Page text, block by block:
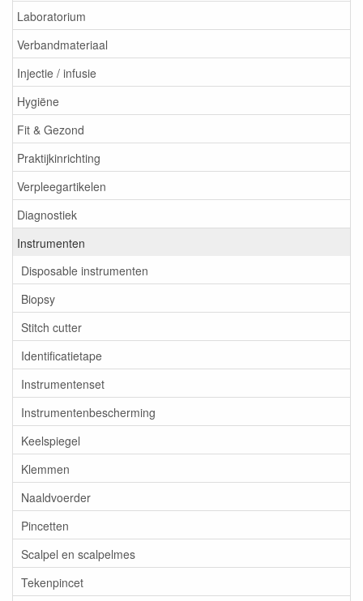
Laboratorium
Verbandmateriaal
Injectie / infusie
Hygiëne
Fit & Gezond
Praktijkinrichting
Verpleegartikelen
Diagnostiek
Instrumenten
Disposable instrumenten
Biopsy
Stitch cutter
Identificatietape
Instrumentenset
Instrumentenbescherming
Keelspiegel
Klemmen
Naaldvoerder
Pincetten
Scalpel en scalpelmes
Tekenpincet